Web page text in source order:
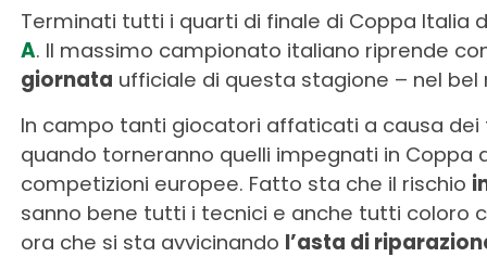
Terminati tutti i quarti di finale di Coppa
A. Il massimo campionato italiano riprende
giornata ufficiale di questa stagione – nel
In campo tanti giocatori affaticati a causa
quando torneranno quelli impegnati in Coppa
competizioni europee. Fatto sta che il rischio
sanno bene tutti i tecnici e anche tutti coloro
ora che si sta avvicinando l’asta di